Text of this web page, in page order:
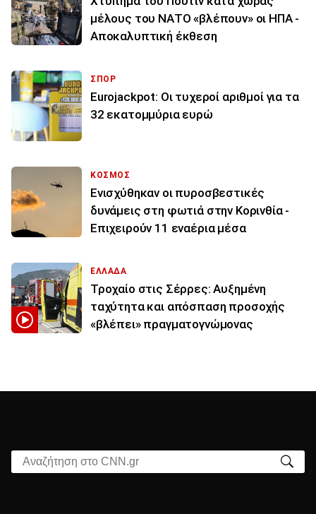
μέλους του ΝΑΤΟ «βλέπουν» οι ΗΠΑ -
Αποκαλυπτική έκθεση
ΣΠΟΡ
Eurojackpot: Οι τυχεροί αριθμοί για τα
32 εκατoμμύρια ευρώ
ΚΟΣΜΟΣ
Ενισχύθηκαν οι πυροσβεστικές
δυνάμεις στη φωτιά στην Κορινθία -
Επιχειρούν 11 εναέρια μέσα
ΕΛΛΑΔΑ
Τροχαίο στις Σέρρες: Αυξημένη
ταχύτητα και απόσπαση προσοχής
«βλέπει» πραγματογνώμονας
Αναζήτηση στο CNN.gr